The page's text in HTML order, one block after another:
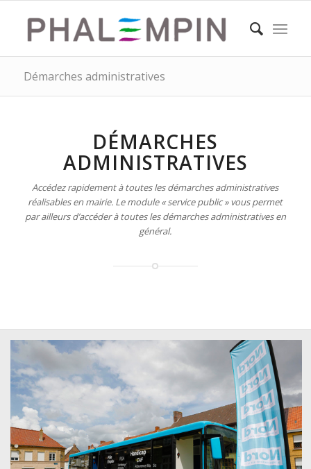
Démarches administratives
DÉMARCHES
ADMINISTRATIVES
Accédez rapidement à toutes les démarches administratives
réalisables en mairie. Le module « service public » vous permet
par ailleurs d’accéder à toutes les démarches administratives en
général.